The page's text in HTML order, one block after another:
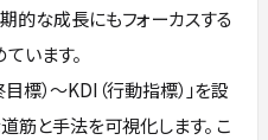
的な成長にもフォーカスする
います。
標）〜KDI（行動指標）」を設
筋と手法を可視化します。 こ